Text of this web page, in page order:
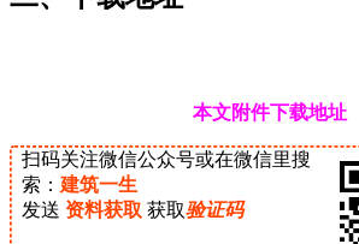
本文附件下载地址
扫码关注微信公众号或在微信里搜
索： 建筑一生
发送 资料获取 获取验证码